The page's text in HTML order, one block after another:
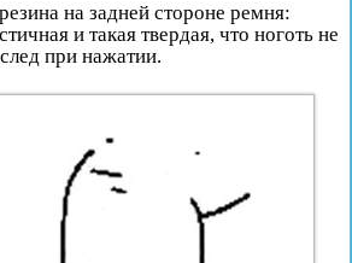
на задней стороне ремня:
и такая твердая, что ноготь не
при нажатии.